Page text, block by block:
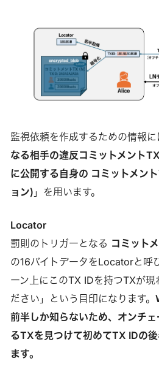
監視依頼を作成するための情報に
なる相手の違反コミットメント
に公開する自身の コミットメン
ョン) 」を用います。
Locator
罰則のトリガーとなる コミット
の16バイトデータをLocatorと呼
ーン上にこのTX IDを持つTXが現
ださい」という目印になります。
前半しか知らないため、オンチ
るTXを見つけて初めてTX IDの
ます。